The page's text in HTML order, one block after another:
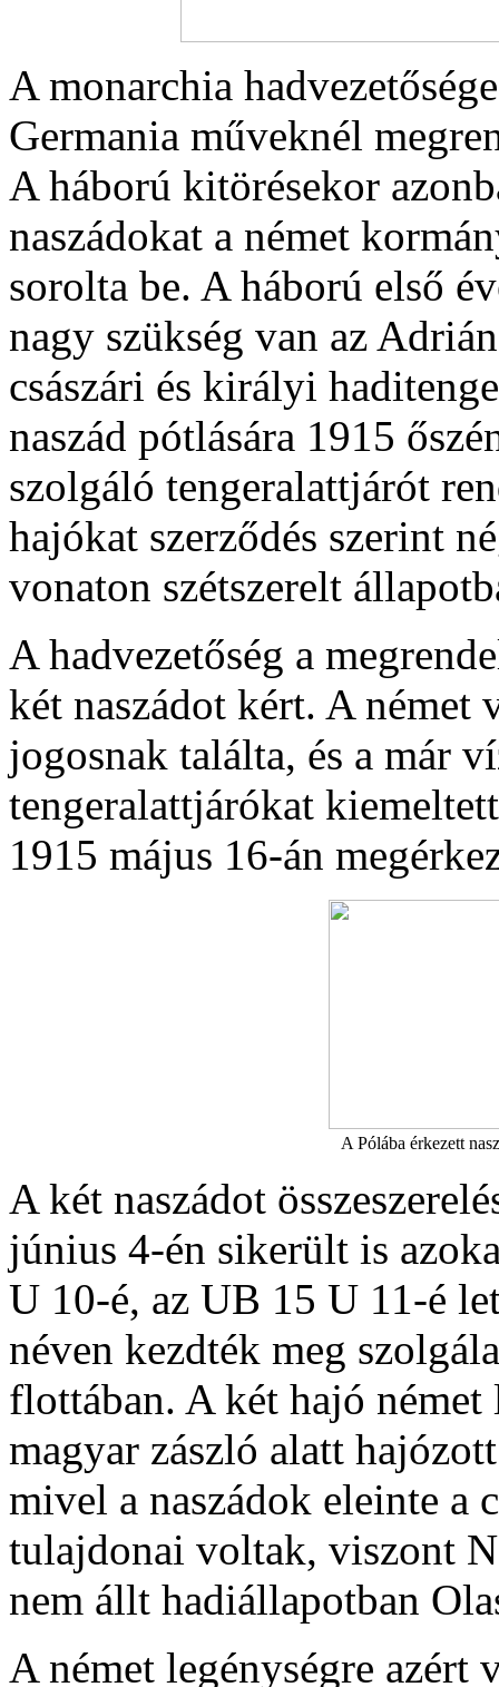
A monarchia
Germania műveknél
A háború kitörésekor
naszádokat a német
sorolta be. A háború első
nagy szükség van az
császári és királyi
naszád pótlására 1915
szolgáló tengeralattjárót
hajókat szerződés szerint
vonaton szétszerelt
A hadvezetőség a
két naszádot kért. A német
jogosnak találta, és a már
tengeralattjárókat
1915 május 16-án
A Pólába érkezett
A két naszádot
június 4-én sikerült is
U 10-é, az UB 15 U 11-é
néven kezdték meg
flottában. A két hajó német
magyar zászló alatt
mivel a naszádok eleinte a
tulajdonai voltak, viszont
nem állt hadiállapotban
A német legénységre